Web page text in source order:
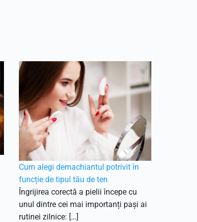
Cum alegi demachiantul potrivit în
funcție de tipul tău de ten
Îngrijirea corectă a pielii începe cu
unul dintre cei mai importanți pași ai
rutinei zilnice: […]